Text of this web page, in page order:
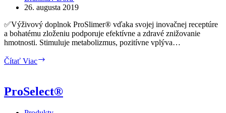
26. augusta 2019
✅Výživový doplnok ProSlimer® vďaka svojej inovačnej receptúre
a bohatému zloženiu podporuje efektívne a zdravé znižovanie
hmotnosti. Stimuluje metabolizmus, pozitívne vplýva…
Čítať Viac
ProSelect®